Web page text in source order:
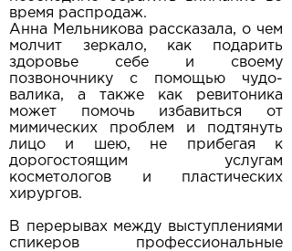
время распродаж.
Анна Мельникова рассказала, о чем
молчит зеркало, как подарить
здоровье себе и своему
позвоночнику c помощью чудо-
валика, а также как ревитоника
может помочь избавиться от
мимических проблем и подтянуть
лицо и шею, не прибегая к
дорогостоящим услугам
косметологов и пластических
хирургов.
В перерывах между выступлениями
спикеров профессиональные